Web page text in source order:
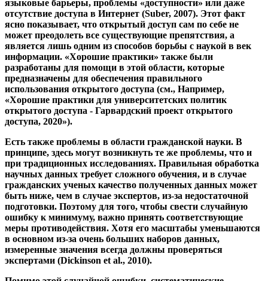
меры противодействия. Хотя его масштабы уменьшаются
в основном из-за очень больших наборов данных,
измеренные значения всегда должны проверяться
экспертами (Dickinson et al., 2010).
Помимо этой случайной ошибки, систематические
влияния также могут отрицательно сказаться на
результатах исследования. В частности, пространственная
и временная систематическая ошибка выборки, т.е. ЧАС.
фальсифицированный отбор образцов, согласно Dickinson
et al. (2010) представляет собой проблему. По этой причине
важно адаптировать задачу к соответствующему
распределении. Дальнейшие меры по обеспечению
качества данных будут заключаться в рассмотрении
только тех, которые поступают от гражданских ученых,
которые были задействованы более года, регулярно
участвовали в проектах и предоставляли безошибочные
результаты.
Существуют также руководящие принципы и руководства
для проектов Citizen Science в их поддержку, например. B.
что из «Системы наблюдения за окружающей средой
Соединенного Королевства» (см. Pocock et al. (2014)). Это
руководство сопровождает ученых, которые хотят создать